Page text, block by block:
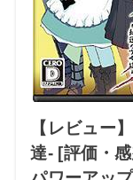
【レビュー
達- [評価・